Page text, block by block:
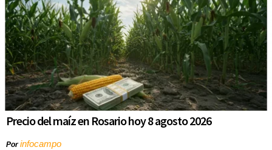
Precio del maíz en Rosario hoy 8 agosto 2026
Porinfocampo